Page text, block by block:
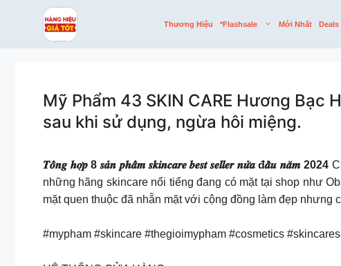
Thương Hiệu *flashsale Mới Nhất Deals
Mỹ Phẩm 43 SKIN CARE Hương
sau khi sử dụng, ngừa hôi miệng.
𝑻𝒐̂̉𝒏𝒈 𝒉𝒐̛̣𝒑 8 𝒔𝒂̉𝒏 𝒑𝒉𝒂̂̉𝒎 𝒔𝒌𝒊𝒏𝒄𝒂𝒓𝒆 𝒃𝒆𝒔𝒕 𝒔𝒆𝒍𝒍𝒆𝒓 𝒏𝒖̛̉𝒂 đ𝒂̂̀𝒖 𝒏𝒂̆𝒎 2024
những hãng skincare nổi tiếng đang có mặt tại shop như
mặt quen thuộc đã nhẵn mặt với cộng đồng làm đẹp
#mypham #skincare #thegioimypham #cosmetics